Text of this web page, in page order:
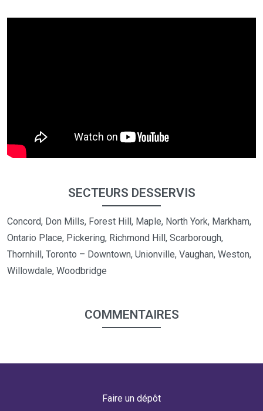
SECTEURS DESSERVIS
Concord, Don Mills, Forest Hill, Maple, North York, Markham,
Ontario Place, Pickering, Richmond Hill, Scarborough,
Thornhill, Toronto – Downtown, Unionville, Vaughan, Weston,
Willowdale, Woodbridge
COMMENTAIRES
Faire un dépôt